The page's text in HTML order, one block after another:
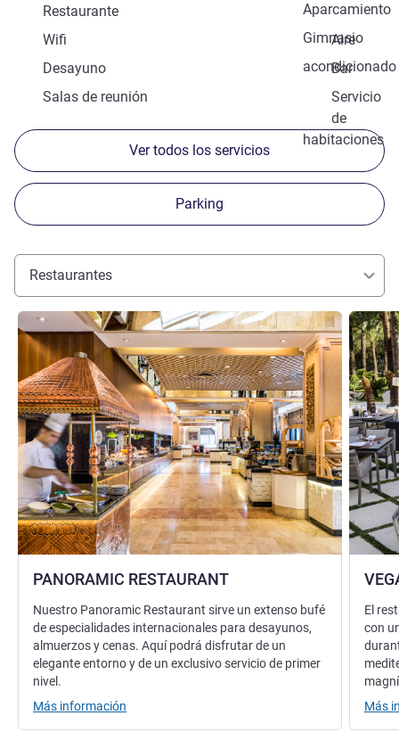
Aparcamiento
Restaurante
Gimnasio
Wifi
Aire
acondicionado
Desayuno
Bar
Salas de reunión
Servicio
de
habitaciones
Ver todos los servicios
Parking
Restaurantes
PANORAMIC RESTAURANT
Más información
Nuestro Panoramic Restaurant sirve un extenso bufé
de especialidades internacionales para desayunos,
almuerzos y cenas. Aquí podrá disfrutar de un
elegante entorno y de un exclusivo servicio de primer
nivel.
Más información
Más
El
con
Más